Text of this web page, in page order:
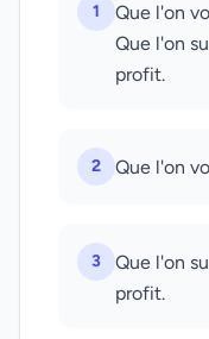
1
Que l'on
Que l'on
profit.
2 Que l'on
3
Que l'on
profit.